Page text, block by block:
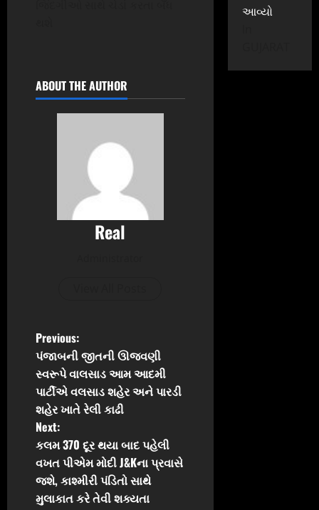
ABOUT THE AUTHOR
Real
P
o
s
t
n
a
Previous:
પંજાબની જીતની ઊજવણી
સ્વરૂપે વાલસાડ આમ આદમી
પાર્ટીએ વલસાડ શહેર અને પારડી
શહેર ખાતે રેલી કાઢી
Next:
કલમ 370 દૂર થયા બાદ પહેલી
વખત પીએમ મોદી J&Kના પ્રવાસે
જશે, કાશ્મીરી પંડિતો સાથે
મુલાકાત કરે તેવી શક્યતા
આવ્યો